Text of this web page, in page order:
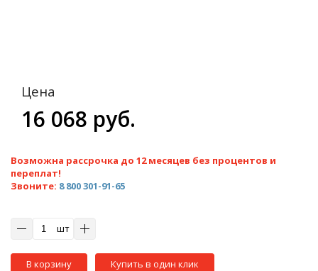
Цена
16 068 руб.
Возможна рассрочка до 12 месяцев без процентов и
переплат!
Звоните: 8 800 301-91-65
шт
В корзину Купить в один клик